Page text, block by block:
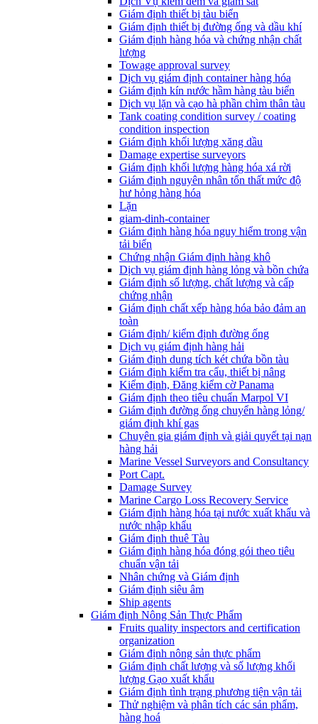
Giám định thiết bị tàu biển
Giám định thiết bị đường ống và dầu khí
Giám định hàng hóa và chứng nhận chất
lượng
Towage approval survey
Dịch vụ giám định container hàng hóa
Giám định kín nước hầm hàng tàu biển
Dịch vụ lặn và cạo hà phần chìm thân tàu
Tank coating condition survey / coating
condition inspection
Giám định khối lượng xăng dầu
Damage expertise surveyors
Giám định khối lượng hàng hóa xá rời
Giám định nguyên nhân tổn thất mức độ
hư hỏng hàng hóa
Lặn
giam-dinh-container
Giám định hàng hóa nguy hiểm trong vận
tải biển
Chứng nhận Giám định hàng khô
Dịch vụ giám định hàng lỏng và bồn chứa
Giám định số lượng, chất lượng và cấp
chứng nhận
Giám định chất xếp hàng hóa bảo đảm an
toàn
Giám định/ kiểm định đường ống
Dịch vụ giám định hàng hải
Giám định dung tích két chứa bồn tàu
Giám định kiểm tra cẩu, thiết bị nâng
Kiểm định, Đăng kiểm cờ Panama
Giám định theo tiêu chuẩn Marpol VI
Giám định đường ống chuyển hàng lỏng/
giám định khí gas
Chuyên gia giám định và giải quyết tại nạn
hàng hải
Marine Vessel Surveyors and Consultancy
Port Capt.
Damage Survey
Marine Cargo Loss Recovery Service
Giám định hàng hóa tại nước xuất khẩu và
nước nhập khẩu
Giám định thuê Tàu
Giám định hàng hóa đóng gói theo tiêu
chuẩn vận tải
Nhân chứng và Giám định
Giám định siêu âm
Ship agents
Giám định Nông Sản Thực Phẩm
Fruits quality inspectors and certification
organization
Giám định nông sản thực phẩm
Giám định chất lượng và số lượng khối
lượng Gạo xuất khẩu
Giám định tình trạng phương tiện vận tải
Thử nghiệm và phân tích các sản phẩm,
hàng hoá